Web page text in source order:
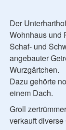
Der
Wohnhaus und
Schaf- und
angebauter
Wurzgärtchen.
Dazu gehörte
einem Dach.
Groll
verkauft